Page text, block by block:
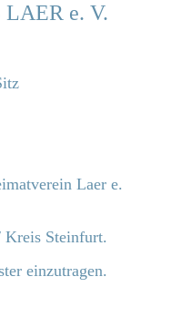
e. V.
Laer e.
Kreis Steinfurt.
einzutragen.